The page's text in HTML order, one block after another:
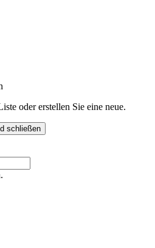
oder erstellen Sie eine neue.
schließen